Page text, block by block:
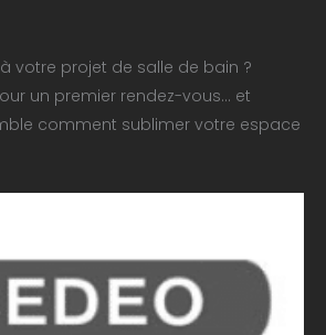
votre projet de salle de bain ?
un premier rendez-vous… et
comment sublimer votre espace